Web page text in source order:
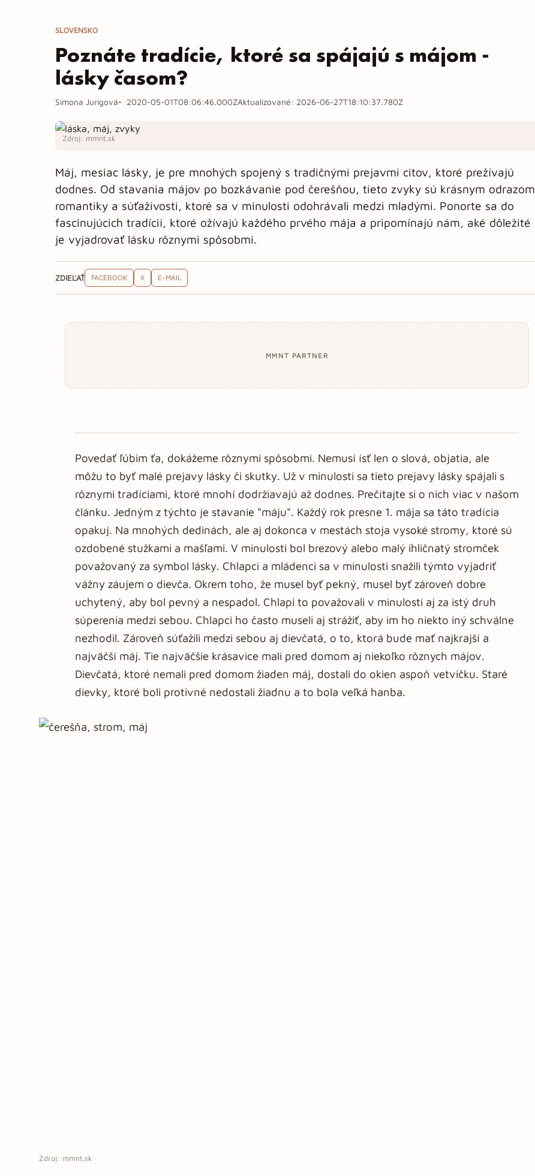
SLOVENSKO
Poznáte tradície, ktoré sa spájajú s májom -
lásky časom?
Simona Jurigová 2020-05-01T08:06:46.000ZAktualizované: 2026-06-27T18:10:37.780Z
Zdroj: mmnt.sk
Máj, mesiac lásky, je pre mnohých spojený s tradičnými prejavmi citov, ktoré prežívajú
dodnes. Od stavania májov po bozkávanie pod čerešňou, tieto zvyky sú krásnym odrazom
romantiky a súťaživosti, ktoré sa v minulosti odohrávali medzi mladými. Ponorte sa do
fascinujúcich tradícií, ktoré ožívajú každého prvého mája a pripomínajú nám, aké dôležité
je vyjadrovať lásku rôznymi spôsobmi.
ZDIEĽAŤ FACEBOOK X E-MAIL
MMNT PARTNER
Povedať ľúbim ťa, dokážeme rôznymi spôsobmi. Nemusí ísť len o slová, objatia, ale
môžu to byť malé prejavy lásky či skutky. Už v minulosti sa tieto prejavy lásky spájali s
rôznymi tradíciami, ktoré mnohí dodržiavajú až dodnes. Prečítajte si o nich viac v našom
článku. Jedným z týchto je stavanie "máju". Každý rok presne 1. mája sa táto tradícia
opakuj. Na mnohých dedinách, ale aj dokonca v mestách stoja vysoké stromy, ktoré sú
ozdobené stužkami a mašľami. V minulosti bol brezový alebo malý ihličnatý stromček
považovaný za symbol lásky. Chlapci a mládenci sa v minulosti snažili týmto vyjadriť
vážny záujem o dievča. Okrem toho, že musel byť pekný, musel byť zároveň dobre
uchytený, aby bol pevný a nespadol. Chlapi to považovali v minulosti aj za istý druh
súperenia medzi sebou. Chlapci ho často museli aj strážiť, aby im ho niekto iný schválne
nezhodil. Zároveň súťažili medzi sebou aj dievčatá, o to, ktorá bude mať najkrajší a
najväčší máj. Tie najväčšie krásavice mali pred domom aj niekoľko rôznych májov.
Dievčatá, ktoré nemali pred domom žiaden máj, dostali do okien aspoň vetvičku. Staré
dievky, ktoré boli protivné nedostali žiadnu a to bola veľká hanba.
Zdroj: mmnt.sk